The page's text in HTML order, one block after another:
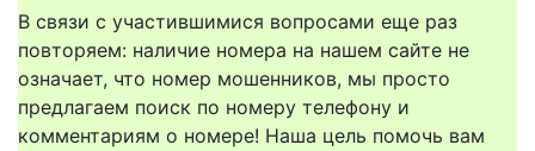
В связи с участившимися вопросами еще раз
повторяем: наличие номера на нашем сайте не
означает, что номер мошенников, мы просто
предлагаем поиск по номеру телефону и
комментариям о номере! Наша цель помочь вам